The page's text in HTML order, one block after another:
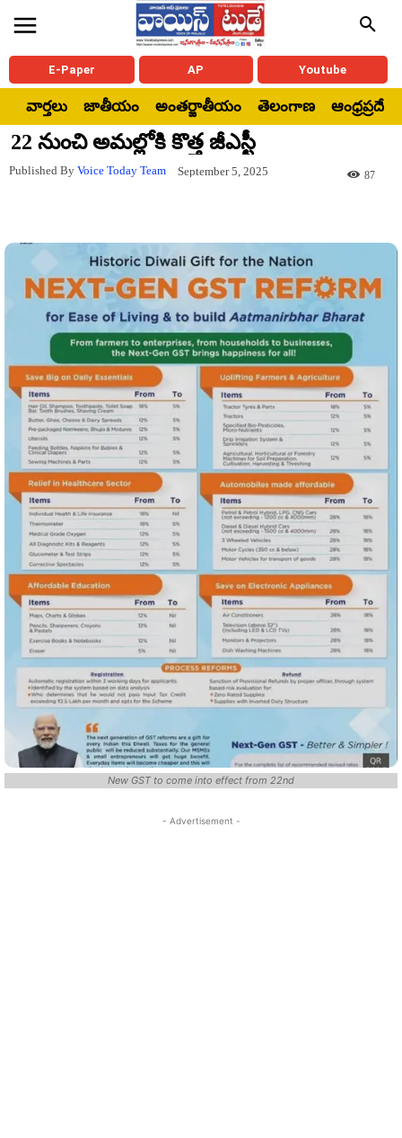
E-Paper AP Youtube
వార్తలు జాతీయం అంతర్జాతీయం తెలంగాణ ఆంధ్రప్రదేశ్
22 నుంచి అమల్లోకి కొత్త జీఎస్టీ
Published By Voice Today Team September 5, 2025 87
New GST to come into effect from 22nd
- Advertisement -